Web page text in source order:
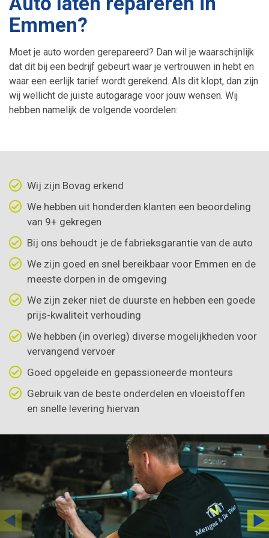
Emmen?
Moet je auto worden gerepareerd? Dan wil je waarschijnlijk
dat dit bij een bedrijf gebeurt waar je vertrouwen in hebt en
waar een eerlijk tarief wordt gerekend. Als dit klopt, dan zijn
wij wellicht de juiste autogarage voor jouw wensen. Wij
hebben namelijk de volgende voordelen:
Wij zijn Bovag erkend
We hebben uit honderden klanten een beoordeling
van 9+ gekregen
Bij ons behoudt je de fabrieksgarantie van de auto
We zijn goed en snel bereikbaar voor Emmen en de
meeste dorpen in de omgeving
We zijn zeker niet de duurste en hebben een goede
prijs-kwaliteit verhouding
We hebben (in overleg) diverse mogelijkheden voor
vervangend vervoer
Goed opgeleide en gepassioneerde monteurs
Gebruik van de beste onderdelen en vloeistoffen
en snelle levering hiervan
Banden
Hybride en elektrische auto’s
Granulaatreiniging
Airco onderhoud
Toerenbegrenzer
Snelheidsbegrenzer
V-max Uitschakelen